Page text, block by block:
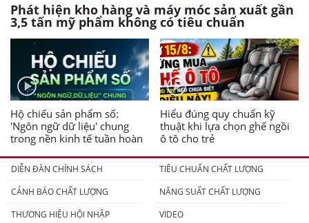
Phát hiện kho hàng và máy móc sản xuất gần
3,5 tấn mỹ phẩm không có tiêu chuẩn
Hộ chiếu sản phẩm số:
'Ngôn ngữ dữ liệu' chung
trong nền kinh tế tuần hoàn
Hiểu đúng quy chuẩn kỹ
thuật khi lựa chọn ghế ngồi
ô tô cho trẻ
DIỄN ĐÀN CHÍNH SÁCH
TIÊU CHUẨN CHẤT LƯỢNG
CẢNH BÁO CHẤT LƯỢNG
NĂNG SUẤT CHẤT LƯỢNG
THƯƠNG HIỆU HỘI NHẬP
VIDEO